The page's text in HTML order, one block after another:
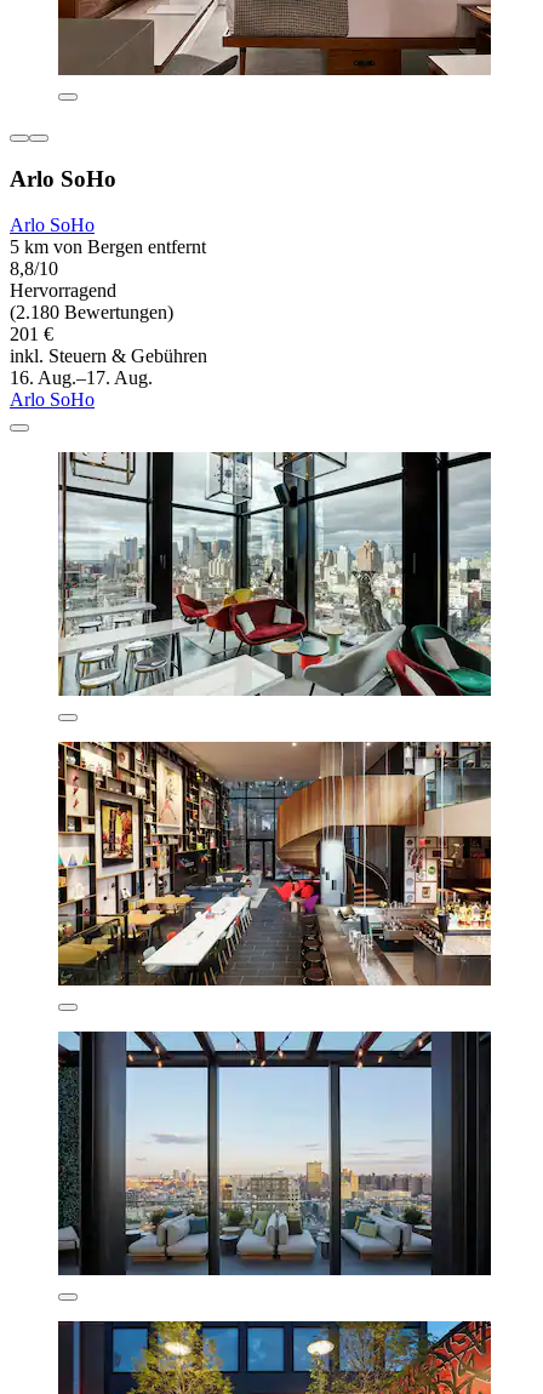
Arlo SoHo
Arlo SoHo
5 km von Bergen entfernt
8,8/10
Hervorragend
(2.180 Bewertungen)
201 €
inkl. Steuern & Gebühren
16. Aug.–17. Aug.
Arlo SoHo